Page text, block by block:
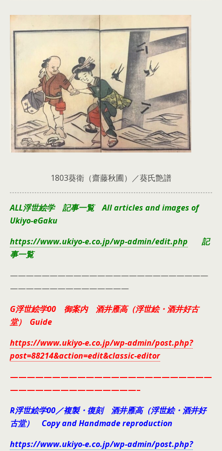
1803葵衛（齋藤秋圃）／葵氏艶譜
ALL浮世絵学 記事一覧 All articles and images of
Ukiyo-eGaku
https://www.ukiyo-e.co.jp/wp-admin/edit.php 記
事一覧
—————————————————————————
———————————————
G浮世絵学00 御案内 酒井雁高（浮世絵・酒井好古
堂） Guide
https://www.ukiyo-e.co.jp/wp-admin/post.php?
post=88214&action=edit&classic-editor
————————————————————————
———————————————–
R浮世絵学00／複製・復刻 酒井雁高（浮世絵・酒井好
古堂） Copy and Handmade reproduction
https://www.ukiyo-e.co.jp/wp-admin/post.php?